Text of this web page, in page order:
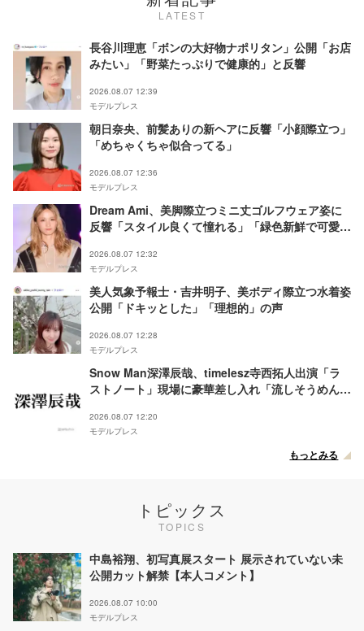
LATEST
長谷川理恵「ボンの大好物ナポリタン」公開「お店
みたい」「野菜たっぷりで健康的」と反響
2026.08.07 12:39
モデルプレス
朝日奈央、前髪ありの新ヘアに反響「小顔際立つ」
「めちゃくちゃ似合ってる」
2026.08.07 12:36
モデルプレス
Dream Ami、美脚際立つミニ丈ゴルフウェア姿に
反響「スタイル良くて憧れる」「緑色新鮮で可愛
2026.08.07 12:32
モデルプレス
美人気象予報士・吉井明子、美ボディ際立つ水着姿
公開「ドキッとした」「理想的」の声
2026.08.07 12:28
モデルプレス
Snow Man深澤辰哉、timelesz寺西拓人出演「ラ
ストノート」現場に豪華差し入れ「流しそうめんは
2026.08.07 12:20
モデルプレス
もっとみる
トピックス
TOPICS
中島裕翔、初写真展スタート 展示されていない未
公開カット解禁【本人コメント】
2026.08.07 10:00
モデルプレス